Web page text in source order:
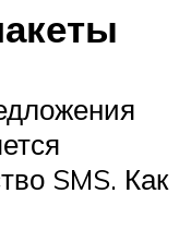
SMS. Как